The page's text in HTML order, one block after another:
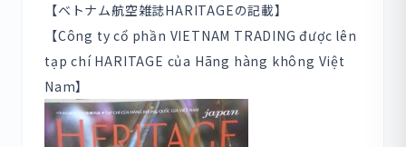
【ベトナム航空雑誌HARITAGEの記載】
【Công ty cổ phần VIETNAM TRADING được lên
tạp chí HARITAGE của Hãng hàng không Việt
Nam】